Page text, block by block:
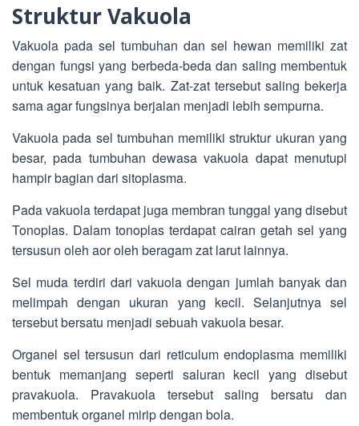
Struktur Vakuola
Vakuola pada sel tumbuhan dan sel hewan memiliki zat
dengan fungsi yang berbeda-beda dan saling membentuk
untuk kesatuan yang baik. Zat-zat tersebut saling bekerja
sama agar fungsinya berjalan menjadi lebih sempurna.
Vakuola pada sel tumbuhan memiliki struktur ukuran yang
besar, pada tumbuhan dewasa vakuola dapat menutupi
hampir bagian dari sitoplasma.
Pada vakuola terdapat juga membran tunggal yang disebut
Tonoplas. Dalam tonoplas terdapat cairan getah sel yang
tersusun oleh aor oleh beragam zat larut lainnya.
Sel muda terdiri dari vakuola dengan jumlah banyak dan
melimpah dengan ukuran yang kecil. Selanjutnya sel
tersebut bersatu menjadi sebuah vakuola besar.
Organel sel tersusun dari reticulum endoplasma memiliki
bentuk memanjang seperti saluran kecil yang disebut
pravakuola. Pravakuola tersebut saling bersatu dan
membentuk organel mirip dengan bola.